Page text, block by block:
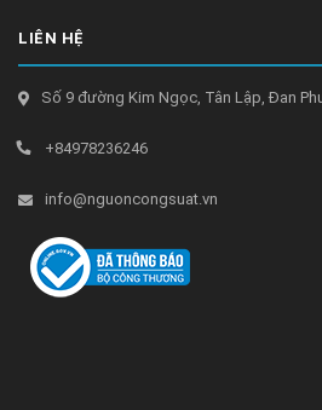
LIÊN HỆ
Số 9 đường Kim Ngọc, Tân Lập, Đan
+84978236246
info@nguoncongsuat.vn